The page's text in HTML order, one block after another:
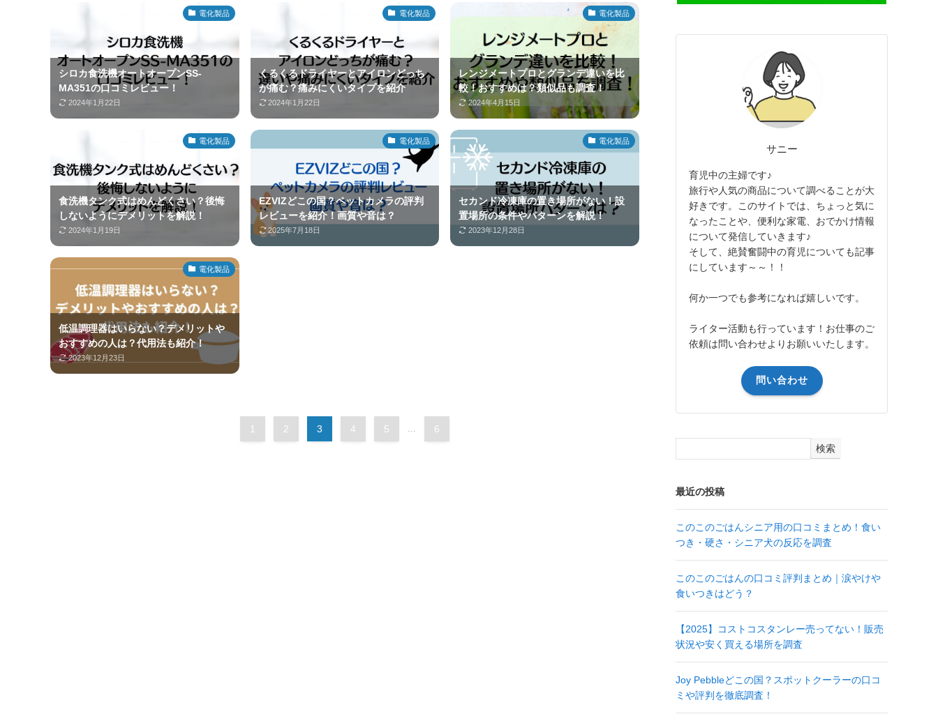
電化製品
シロカ食洗機オートオープンSS-
MA351の口コミレビュー！
2024年1月22日
電化製品
くるくるドライヤーとアイロンどっち
が痛む？痛みにくいタイプを紹介
2024年1月22日
電化製品
レンジメートプロとグランデ違いを比
較！おすすめは？類似品も調査！
2024年4月15日
電化製品
食洗機タンク式はめんどくさい？後悔
しないようにデメリットを解説！
2024年1月19日
電化製品
EZVIZどこの国？ペットカメラの評判
レビューを紹介！画質や音は？
2025年7月18日
電化製品
セカンド冷凍庫の置き場所がない！設
置場所の条件やパターンを解説！
2023年12月28日
電化製品
低温調理器はいらない？デメリットや
おすすめの人は？代用法も紹介！
2023年12月23日
1 2 3 4 5 ... 6
サニー
育児中の主婦です♪
旅行や人気の商品について調べることが大
好きです。このサイトでは、ちょっと気に
なったことや、便利な家電、おでかけ情報
について発信していきます♪
そして、絶賛奮闘中の育児についても記事
にしています～～！！
何か一つでも参考になれば嬉しいです。
ライター活動も行っています！お仕事のご
依頼は問い合わせよりお願いいたします。
問い合わせ
検索
最近の投稿
このこのごはんシニア用の口コミまとめ！食い
つき・硬さ・シニア犬の反応を調査
このこのごはんの口コミ評判まとめ｜涙やけや
食いつきはどう？
【2025】コストコスタンレー売ってない！販売
状況や安く買える場所を調査
Joy Pebbleどこの国？スポットクーラーの口コ
ミや評判を徹底調査！